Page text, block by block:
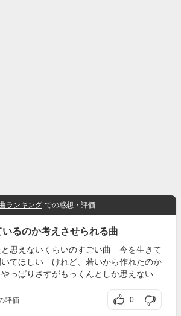
ランキング での感想・評価
るのか考えさせられる曲
思えないくらいのすごい曲 今を生きて
いてほしい けれど、若いから作れたのか
っぱりさすがもっくんとしか思えない
評価 0